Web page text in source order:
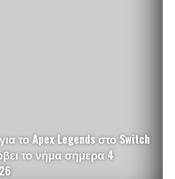
το Apex Legends στο Switch
το νήμα σήμερα 4